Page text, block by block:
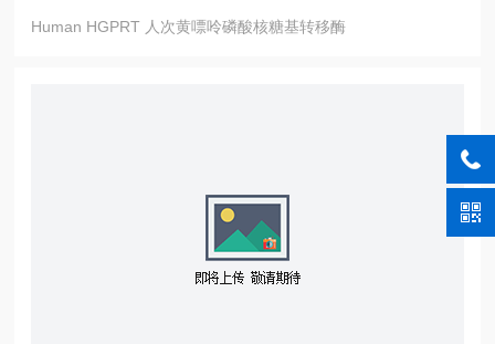
Human HGPRT 人次黄嘌呤磷酸核糖基转移酶